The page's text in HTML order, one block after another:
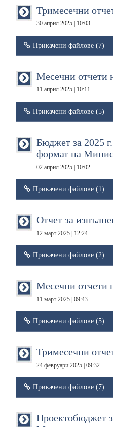
Тримесечни
30 април 2025 | 10:03
Прикачени файлове (7)
Месечни отчети
11 април 2025 | 10:11
Прикачени файлове (5)
Бюджет за 2025
формат на
02 април 2025 | 10:02
Прикачени файлове (1)
Отчет за
12 март 2025 | 12:24
Прикачени файлове (2)
Месечни отчети
11 март 2025 | 09:43
Прикачени файлове (5)
Тримесечни
24 февруари 2025 | 09:32
Прикачени файлове (7)
Проектобюджет